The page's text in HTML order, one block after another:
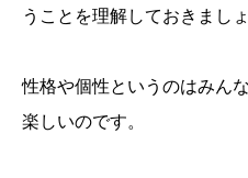
うことを理解しておきましょ
性格や個性というのはみん
楽しいのです。